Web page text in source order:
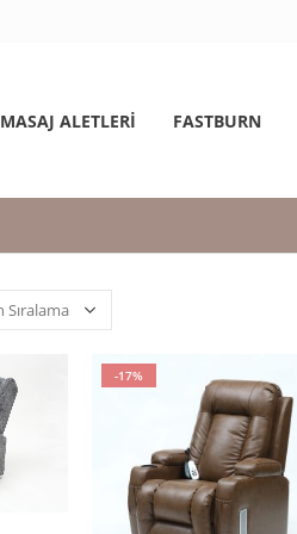
MASAJ ALETLERİ FASTBURN
-17%